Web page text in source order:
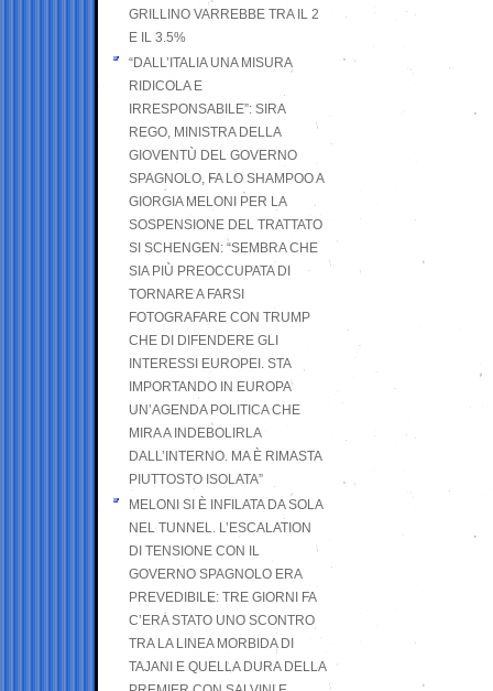
GRILLINO VARREBBE TRA IL 2
E IL 3.5%
“DALL’ITALIA UNA MISURA
RIDICOLA E
IRRESPONSABILE”: SIRA
REGO, MINISTRA DELLA
GIOVENTÙ DEL GOVERNO
SPAGNOLO, FA LO SHAMPOO A
GIORGIA MELONI PER LA
SOSPENSIONE DEL TRATTATO
SI SCHENGEN: “SEMBRA CHE
SIA PIÙ PREOCCUPATA DI
TORNARE A FARSI
FOTOGRAFARE CON TRUMP
CHE DI DIFENDERE GLI
INTERESSI EUROPEI. STA
IMPORTANDO IN EUROPA
UN’AGENDA POLITICA CHE
MIRA A INDEBOLIRLA
DALL’INTERNO. MA È RIMASTA
PIUTTOSTO ISOLATA”
MELONI SI È INFILATA DA SOLA
NEL TUNNEL. L’ESCALATION
DI TENSIONE CON IL
GOVERNO SPAGNOLO ERA
PREVEDIBILE: TRE GIORNI FA
C’ERA STATO UNO SCONTRO
TRA LA LINEA MORBIDA DI
TAJANI E QUELLA DURA DELLA